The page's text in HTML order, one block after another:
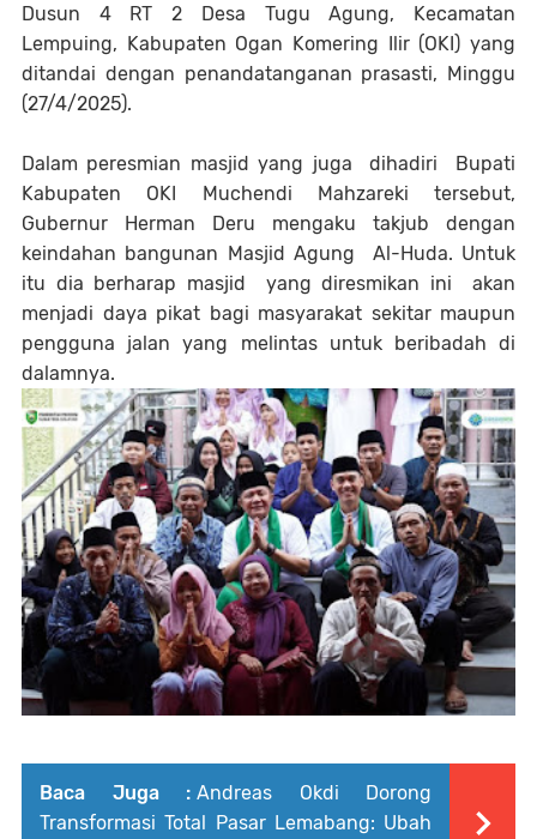
Dusun 4 RT 2 Desa Tugu Agung, Kecamatan
Lempuing, Kabupaten Ogan Komering Ilir (OKI) yang
ditandai dengan penandatanganan prasasti, Minggu
(27/4/2025).
Dalam peresmian masjid yang juga dihadiri Bupati
Kabupaten OKI Muchendi Mahzareki tersebut,
Gubernur Herman Deru mengaku takjub dengan
keindahan bangunan Masjid Agung Al-Huda. Untuk
itu dia berharap masjid yang diresmikan ini akan
menjadi daya pikat bagi masyarakat sekitar maupun
pengguna jalan yang melintas untuk beribadah di
dalamnya.
Baca Juga : Andreas Okdi Dorong
Transformasi Total Pasar Lemabang: Ubah